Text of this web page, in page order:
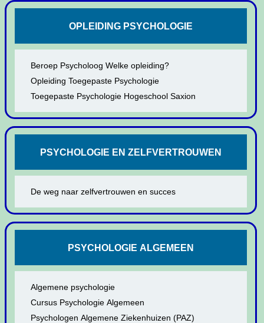
OPLEIDING PSYCHOLOGIE
Beroep Psycholoog Welke opleiding?
Opleiding Toegepaste Psychologie
Toegepaste Psychologie Hogeschool Saxion
PSYCHOLOGIE EN ZELFVERTROUWEN
De weg naar zelfvertrouwen en succes
PSYCHOLOGIE ALGEMEEN
Algemene psychologie
Cursus Psychologie Algemeen
Psychologen Algemene Ziekenhuizen (PAZ)